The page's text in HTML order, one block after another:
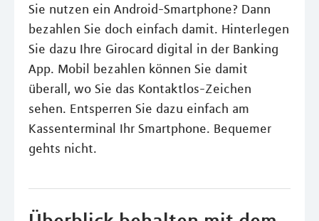
Sie nutzen ein Android-Smartphone? Dann
bezahlen Sie doch einfach damit. Hinterlegen
Sie dazu Ihre Girocard digital in der Banking
App. Mobil bezahlen können Sie damit
überall, wo Sie das Kontaktlos-Zeichen
sehen. Entsperren Sie dazu einfach am
Kassenterminal Ihr Smartphone. Bequemer
gehts nicht.